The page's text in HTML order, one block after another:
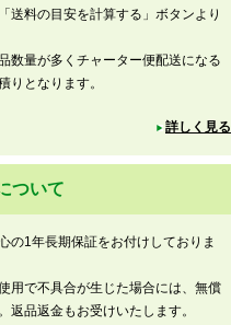
送料の目安を計算する」ボタンより
数量が多くチャーター便配送になる
りとなります。
詳しく見る
ついて
の1年長期保証をお付けしておりま
用で不具合が生じた場合には、無償
返品返金もお受けいたします。